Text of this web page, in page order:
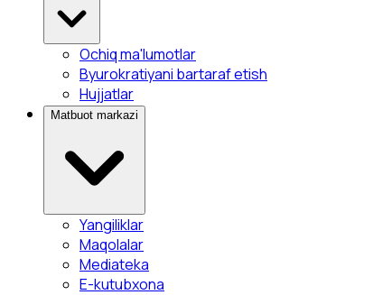
Ochiq ma'lumotlar
Byurokratiyani bartaraf etish
Hujjatlar
Matbuot markazi
Yangiliklar
Maqolalar
Mediateka
E-kutubxona